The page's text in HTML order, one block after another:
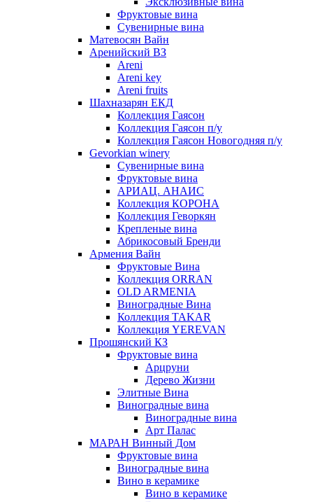
Фруктовые вина
Cувенирные вина
Матевосян Вайн
Аренийский ВЗ
Areni
Areni key
Areni fruits
Шахназарян ЕКД
Коллекция Гаясон
Коллекция Гаясон п/у
Коллекция Гаясон Новогодняя п/у
Gevorkian winery
Сувенирные вина
Фруктовые вина
АРИАЦ. АНАИС
Коллекция КОРОНА
Коллекция Геворкян
Крепленые вина
Абрикосовый Бренди
Армения Вайн
Фруктовые Вина
Коллекция ORRAN
OLD ARMENIA
Виноградные Вина
Коллекция TAKAR
Коллекция YEREVAN
Прошянский КЗ
Фруктовые вина
Арцруни
Дерево Жизни
Элитные Вина
Виноградные вина
Виноградные вина
Арт Палас
МАРАН Винный Дом
Фруктовые вина
Виноградные вина
Вино в керамике
Вино в керамике